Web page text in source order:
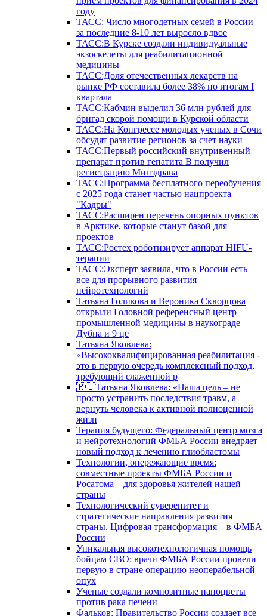
году
ТАСС: Число многодетных семей в России
за последние 8-10 лет выросло вдвое
ТАСС:В Курске создали индивидуальные
экзоскелеты для реабилитационной
медицины
ТАСС:Доля отечественных лекарств на
рынке РФ составила более 38% по итогам I
квартала
ТАСС:Кабмин выделил 36 млн рублей для
бригад скорой помощи в Курской области
ТАСС:На Конгрессе молодых ученых в Сочи
обсудят развитие регионов за счет науки
ТАСС:Первый российский внутривенный
препарат против гепатита В получил
регистрацию Минздрава
ТАСС:Программа бесплатного переобучения
с 2025 года станет частью нацпроекта
"Кадры"
ТАСС:Расширен перечень опорных пунктов
в Арктике, которые станут базой для
проектов
ТАСС:Ростех роботизирует аппарат HIFU-
терапии
ТАСС:Эксперт заявила, что в России есть
все для прорывного развития
нейротехнологий
Татьяна Голикова и Вероника Скворцова
открыли Головной референсный центр
промышленной медицины в наукограде
Дубна и 9 це
Татьяна Яковлева:
«Высококвалифицированная реабилитация -
это в первую очередь комплексный подход,
требующий слаженной р
🇷🇺Татьяна Яковлева: «Наша цель – не
просто устранить последствия травм, а
вернуть человека к активной полноценной
жизн
Терапия будущего: Федеральный центр мозга
и нейротехнологий ФМБА России внедряет
новый подход к лечению глиобластомы
Технологии, опережающие время:
совместные проекты ФМБА России и
Росатома – для здоровья жителей нашей
страны
Технологический суверенитет и
стратегические направления развития
страны. Цифровая трансформация – в ФМБА
России
Уникальная высокотехнологичная помощь
бойцам СВО: врачи ФМБА России провели
первую в стране операцию неоперабельной
опух
Ученые создали композитные наноцветы
против рака печени
Фальков: Правительство России создает все